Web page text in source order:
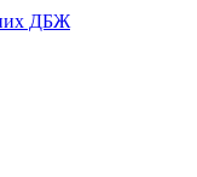
ДБЖ